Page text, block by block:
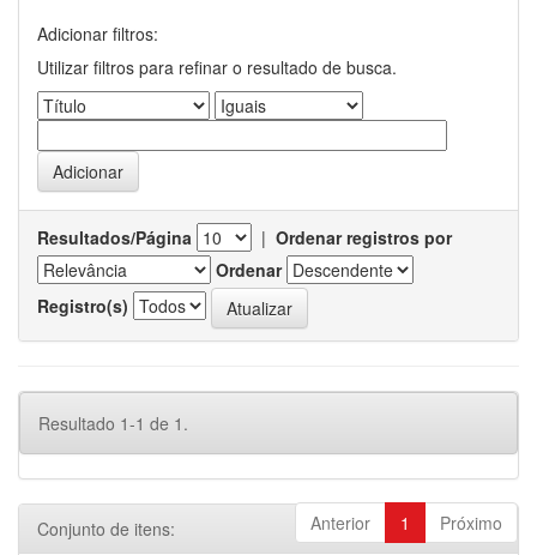
Adicionar filtros:
Utilizar filtros para refinar o resultado de busca.
Resultados/Página | Ordenar registros por
Ordenar
Registro(s)
Resultado 1-1 de 1.
Anterior 1 Próximo
Conjunto de itens: